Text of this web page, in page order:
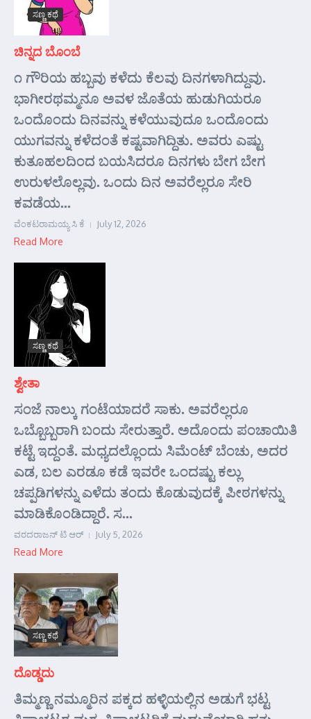
ಸಣ್ಣ ಕಥೆ
ಚಿನ್ನದ ಬೊಂಬೆ
೧ ಗೌರಿಯ ಹಬ್ಬವು ಕಳೆದು ಕೆಲವು ದಿನಗಳಾಗಿದ್ದುವು.
ಭಾಗೀರಥಮ್ಮನೂ ಅವಳ ಜೊತೆಯ ಹುಡುಗಿಯರೂ
ಒಂದೊಂದು ದಿನವನ್ನು ಕಳೆಯುವುದೂ ಒಂದೊಂದು
ಯುಗವನ್ನು ಕಳೆದಂತೆ ಕಷ್ಟವಾಗಿದ್ದಿತು. ಅವರು ಎಷ್ಟು
ಕುತೂಹಲದಿಂದ ಬಯಸಿದರೂ ದಿನಗಳು ಬೇಗ ಬೇಗ
ಉರುಳಲೊಲ್ಲವು. ಒಂದು ದಿನ ಅವರೆಲ್ಲರೂ ಸೇರಿ
ಕವಡೆಯ...
ವೆಂಕಟರಾಮಯ್ಯ ಸಿ ಕೆ July 12, 2026
Read More
ಸಣ್ಣ ಕಥೆ
ಶ್ವೇತಾ
ಸಂಜೆ ನಾಲ್ಕು ಗಂಟೆಯಾದರೆ ಸಾಕು. ಅವರೆಲ್ಲರೂ
ಒಬ್ಬೊಬ್ಬರಾಗಿ ಬಂದು ಸೇರುತ್ತಾರೆ. ಅದೊಂದು ಪಂಚಾಯಿತಿ
ಕಟ್ಟೆ ಇದ್ದಂತೆ. ಮಧ್ಯದಲ್ಲೊಂದು ಸಿಮೆಂಟ್ ಬೆಂಚು, ಅದರ
ಎಡ, ಬಲ ಎರಡೂ ಕಡೆ ಇವರೇ ಒಂದಷ್ಟು ಕಲ್ಲು
ಚಪ್ಪಡಿಗಳನ್ನು ಎಳೆದು ತಂದು ಕೊಡುವುದಕ್ಕೆ ಪೀಠಗಳನ್ನು
ಮಾಡಿಕೊಂಡಿದ್ದಾರೆ. ಸ...
ವರದರಾಜನ್ ಟಿ ಆರ್ July 5, 2026
Read More
ಸಣ್ಣ ಕಥೆ
ದೊಡ್ಡದು
ತಿಮ್ಮಣ್ಣ ನಮ್ಮೂರಿನ ಪಕ್ಕದ ಹಳ್ಳಿಯಲ್ಲಿನ ಅಡುಗೆ ಭಟ್ಟ